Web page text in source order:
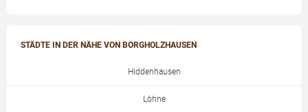
STÄDTE IN DER NÄHE VON BORGHOLZHAUSEN
Hiddenhausen
Löhne